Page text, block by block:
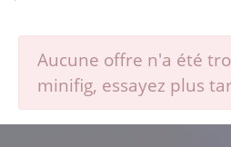
Aucune offre n'a été
minifig, essayez plus